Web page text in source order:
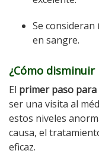
Se consideran
en sangre.
¿Cómo
El primer paso
ser una visita al
estos niveles
causa, el
eficaz.